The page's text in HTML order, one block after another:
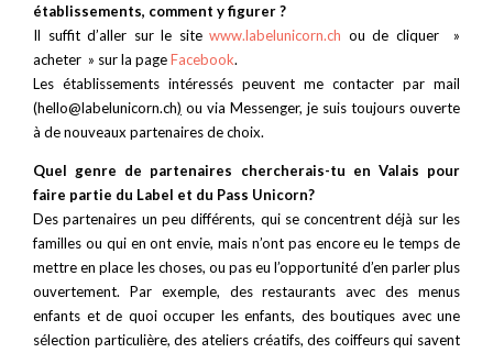
établissements, comment y figurer ?
Il suffit d’aller sur le sitewww.labelunicorn.ch ou de cliquer »
acheter » sur la pageFacebook.
Les établissements intéressés peuvent me contacter par mail
(hello@labelunicorn.ch) ou via Messenger, je suis toujours ouverte
à de nouveaux partenaires de choix.
Quel genre de partenaires chercherais-tu en Valais pour
faire partie du Label et du Pass Unicorn?
Des partenaires un peu différents, qui se concentrent déjà sur les
familles ou qui en ont envie, mais n’ont pas encore eu le temps de
mettre en place les choses, ou pas eu l’opportunité d’en parler plus
ouvertement. Par exemple, des restaurants avec des menus
enfants et de quoi occuper les enfants, des boutiques avec une
sélection particulière, des ateliers créatifs, des coiffeurs qui savent